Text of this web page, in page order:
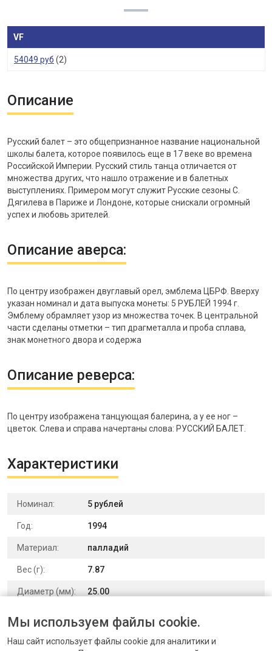
VF
54049 руб (2)
Описание
Русский балет – это общепризнанное название национальной
школы балета, которое появилось еще в 17 веке во времена
Российской Империи. Русский стиль танца отличается от
множества других, что нашло отражение и в балетных
выступлениях. Примером могут служит Русские сезоны С.
Дягилева в Париже и Лондоне, которые снискали огромный
успех и любовь зрителей.
Описание аверса:
По центру изображен двуглавый орел, эмблема ЦБРФ. Вверху
указан номинал и дата выпуска монеты: 5 РУБЛЕЙ 1994 г.
Эмблему обрамляет узор из множества точек. В центральной
части сделаны отметки – тип драгметалла и проба сплава,
знак монетного двора и содержа
Описание реверса:
По центру изображена танцующая балерина, а у ее ног –
цветок. Слева и справа начертаны слова: РУССКИЙ БАЛЕТ.
Характеристики
Номинал: 5 рублей
Год: 1994
Материал: палладий
Вес (г): 7.87
Диаметр (мм): 25.00
Мы используем файлы cookie.
Наш сайт использует файлы cookie для аналитики и